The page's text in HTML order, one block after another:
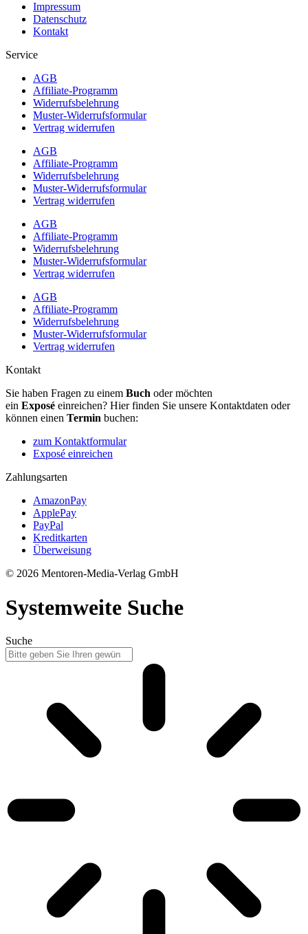
Impressum
Datenschutz
Kontakt
Service
AGB
Affiliate-Programm
Widerrufsbelehrung
Muster-Widerrufsformular
Vertrag widerrufen
AGB
Affiliate-Programm
Widerrufsbelehrung
Muster-Widerrufsformular
Vertrag widerrufen
AGB
Affiliate-Programm
Widerrufsbelehrung
Muster-Widerrufsformular
Vertrag widerrufen
AGB
Affiliate-Programm
Widerrufsbelehrung
Muster-Widerrufsformular
Vertrag widerrufen
Kontakt
Sie haben Fragen zu einem Buch oder möchten
ein Exposé einreichen? Hier finden Sie unsere Kontaktdaten oder
können einen Termin buchen:
zum Kontaktformular
Exposé einreichen
Zahlungsarten
AmazonPay
ApplePay
PayPal
Kreditkarten
Überweisung
© 2026 Mentoren-Media-Verlag GmbH
Systemweite Suche
Suche